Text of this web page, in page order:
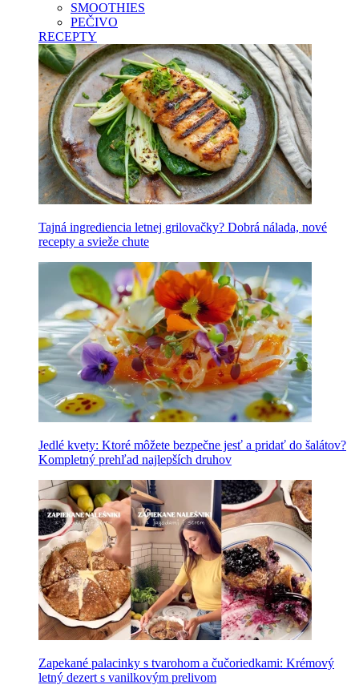
SMOOTHIES
PEČIVO
RECEPTY
Tajná ingrediencia letnej grilovačky? Dobrá nálada, nové
recepty a svieže chute
Jedlé kvety: Ktoré môžete bezpečne jesť a pridať do šalátov?
Kompletný prehľad najlepších druhov
Zapekané palacinky s tvarohom a čučoriedkami: Krémový
letný dezert s vanilkovým prelivom